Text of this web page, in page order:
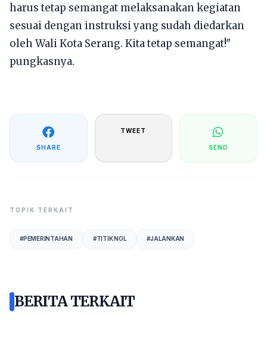
harus tetap semangat melaksanakan kegiatan
sesuai dengan instruksi yang sudah diedarkan
oleh Wali Kota Serang. Kita tetap semangat!"
pungkasnya.
SHARE
TWEET
SEND
TOPIK TERKAIT
#PEMERINTAHAN #TITIK NOL #JALANKAN
BERITA TERKAIT